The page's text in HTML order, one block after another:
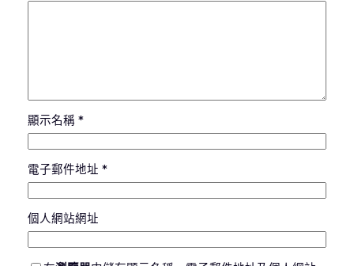
顯示名稱 *
電子郵件地址 *
個人網站網址